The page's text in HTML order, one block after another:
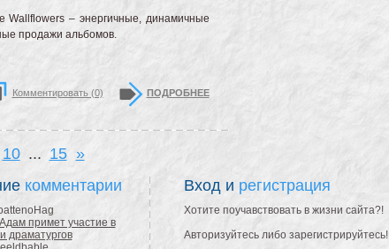
Wallflowers – энергичные, динамичные
продажи альбомов.
Комментировать (0) ПОДРОБНЕЕ
10 ... 15 »
комментарии
Адам примет участие в
драматургов
Вход и регистрация
Хотите поучавствовать в жизни сайта?!
Авторизуйтесь либо зарегистрируйтесь!